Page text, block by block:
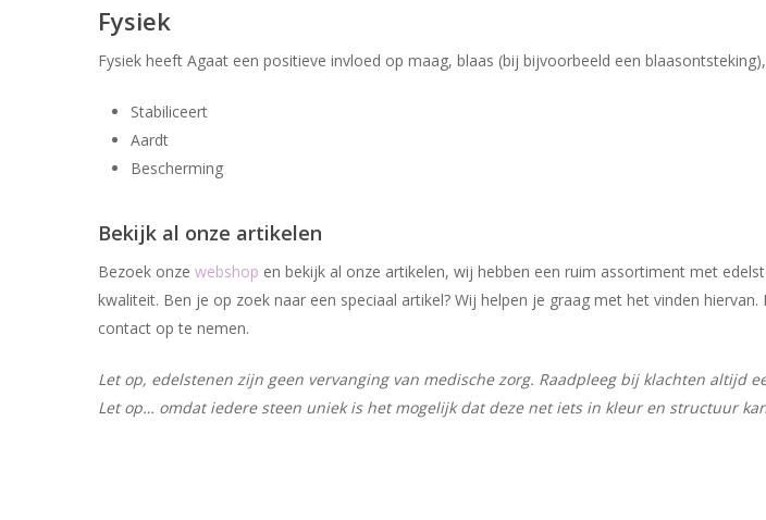
Fysiek
Fysiek heeft Agaat een positieve invloed op maag, blaas (bij bijvoorbeeld een
Stabiliceert
Aardt
Bescherming
Bekijk al onze artikelen
Bezoek onze webshop en bekijk al onze artikelen, wij hebben een ruim assortiment met
kwaliteit. Ben je op zoek naar een speciaal artikel? Wij helpen je graag met het vinden
contact op te nemen.
Let op, edelstenen zijn geen vervanging van medische zorg. Raadpleeg bij klachten altijd
Let op… omdat iedere steen uniek is het mogelijk dat deze net iets in kleur en structuur